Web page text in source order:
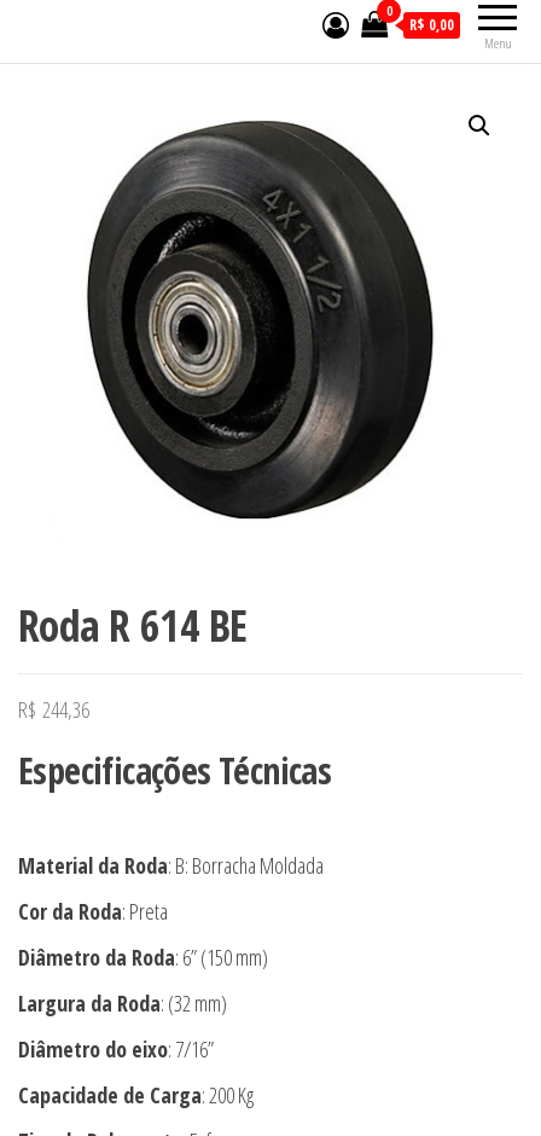
Menu
0
R$ 0,00
Roda R 614 BE
R$ 244,36
Especificações Técnicas
Material da Roda: B: Borracha Moldada
Cor da Roda: Preta
Diâmetro da Roda: 6” (150 mm)
Largura da Roda: (32 mm)
Diâmetro do eixo: 7/16”
Capacidade de Carga: 200 Kg